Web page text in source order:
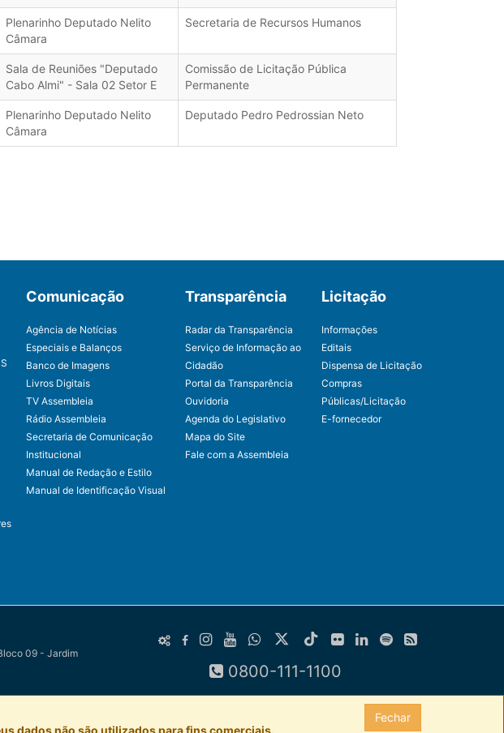
Plenarinho Deputado Nelito
Câmara
Secretaria de Recursos Humanos
Sala de Reuniões "Deputado
Cabo Almi" - Sala 02 Setor E
Comissão de Licitação Pública
Permanente
Plenarinho Deputado Nelito
Câmara
Deputado Pedro Pedrossian Neto
Comunicação
Agência de Notícias
Especiais e Balanços
Banco de Imagens
Livros Digitais
TV Assembleia
Rádio Assembleia
Secretaria de Comunicação
Institucional
Manual de Redação e Estilo
Manual de Identificação Visual
Transparência
Radar da Transparência
Serviço de Informação ao
Cidadão
Portal da Transparência
Ouvidoria
Agenda do Legislativo
Mapa do Site
Fale com a Assembleia
Licitação
Informações
Editais
Dispensa de Licitação
Compras
Públicas/Licitação
E-fornecedor
09 - Jardim
0800-111-1100
Fechar
dados não são utilizados para fins comerciais.